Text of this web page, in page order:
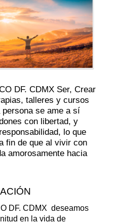
DF. CDMX Ser, Crear
talleres y cursos
se ame a sí
con libertad, y
lo que
fin de que al vivir con
amorosamente hacia
DF. CDMX deseamos
en la vida de